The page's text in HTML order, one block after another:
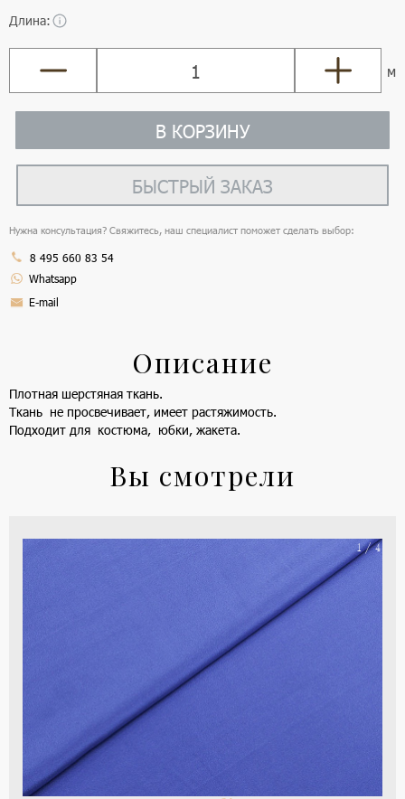
Длина:
м
В КОРЗИНУ
БЫСТРЫЙ ЗАКАЗ
Нужна консультация? Свяжитесь, наш специалист поможет сделать выбор:
8 495 660 83 54
Whatsapp
E-mail
Описание
Плотная шерстяная ткань.
Ткань не просвечивает, имеет растяжимость.
Подходит для костюма, юбки, жакета.
Вы смотрели
1 / 4